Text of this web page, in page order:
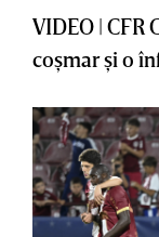
VIDEO | CFR
coşmar şi o